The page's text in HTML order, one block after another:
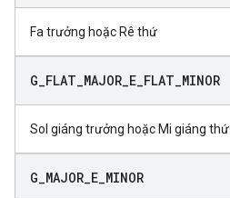
Fa trưởng hoặc Rê thứ
G FLAT MAJOR E FLAT MINOR
Sol giáng trưởng hoặc Mi giáng thứ
G MAJOR E MINOR